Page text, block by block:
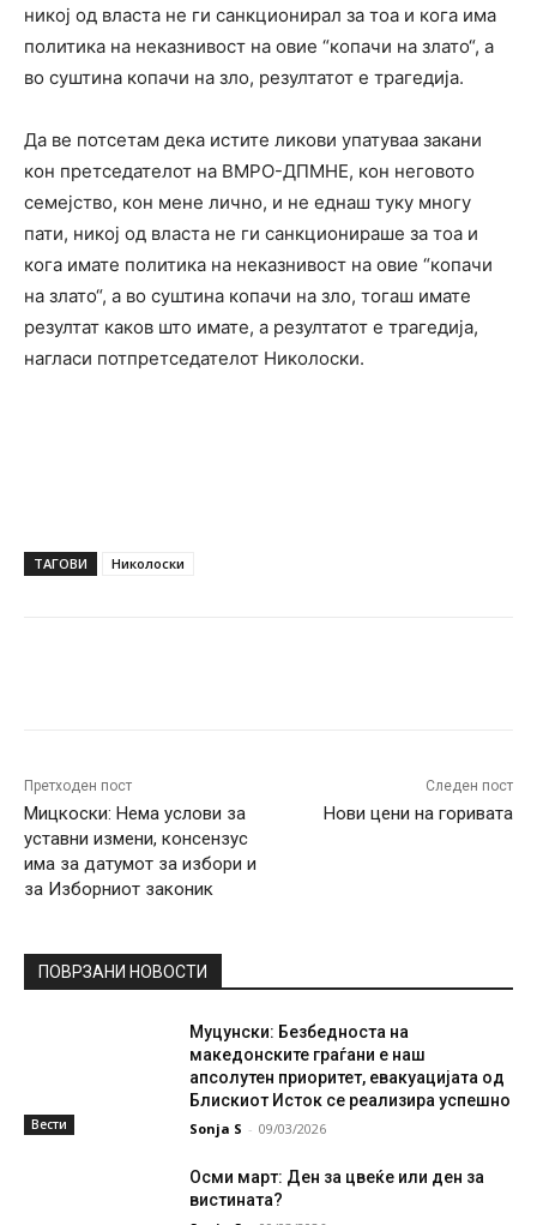
никој од власта не ги санкционирал за тоа и кога има
политика на неказнивост на овие “копачи на злато“, а
во суштина копачи на зло, резултатот е трагедија.
Да ве потсетам дека истите ликови упатуваа закани
кон претседателот на ВМРО-ДПМНЕ, кон неговото
семејство, кон мене лично, и не еднаш туку многу
пати, никој од власта не ги санкционираше за тоа и
кога имате политика на неказнивост на овие “копачи
на злато“, а во суштина копачи на зло, тогаш имате
резултат каков што имате, а резултатот е трагедија,
нагласи потпретседателот Николоски.
ТАГОВИ Николоски
Претходен пост
Мицкоски: Нема услови за
уставни измени, консензус
има за датумот за избори и
за Изборниот законик
Следен пост
Нови цени на горивата
ПОВРЗАНИ НОВОСТИ
Вести
Муцунски: Безбедноста на
македонските граѓани е наш
апсолутен приоритет, евакуацијата од
Блискиот Исток се реализира успешно
Sonja S - 09/03/2026
Осми март: Ден за цвеќе или ден за
вистината?